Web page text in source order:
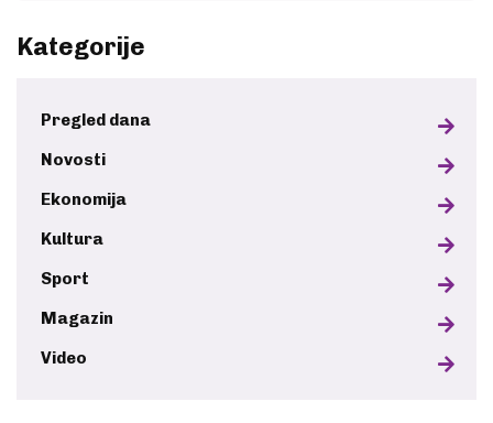
Kategorije
Pregled dana
Novosti
Ekonomija
Kultura
Sport
Magazin
Video